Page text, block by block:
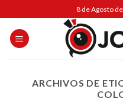
to
content
8 de Agosto
ARCHIVOS DE